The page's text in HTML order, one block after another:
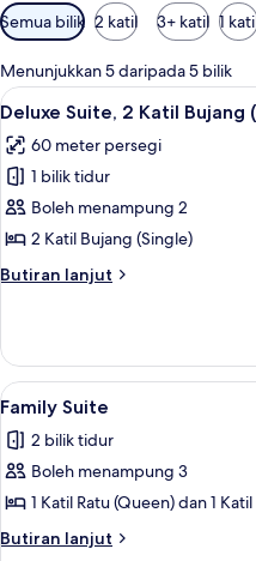
Penapis
yang
tersedia
untuk
bilik
Semua bilik 2 katil 3+ katil 1
Menunjukkan 5 daripada 5 bilik
Lihat
semua
foto
untuk
Deluxe
Suite,
2
Katil
(Single),
Balcony,
Pool
View
6
Deluxe Suite, 2 Katil Bujang
60 meter persegi
1 bilik tidur
Boleh menampung 2
2 Katil Bujang (Single)
Butiran lanjut
Butiran
Suite,
Katil
Bujang
(Single),
Balcony,
View
Lihat
semua
foto
untuk
Family
Suite
5
Family Suite
2 bilik tidur
Boleh menampung 3
1 Katil Ratu (Queen) dan 1
Butiran lanjut
Butiran